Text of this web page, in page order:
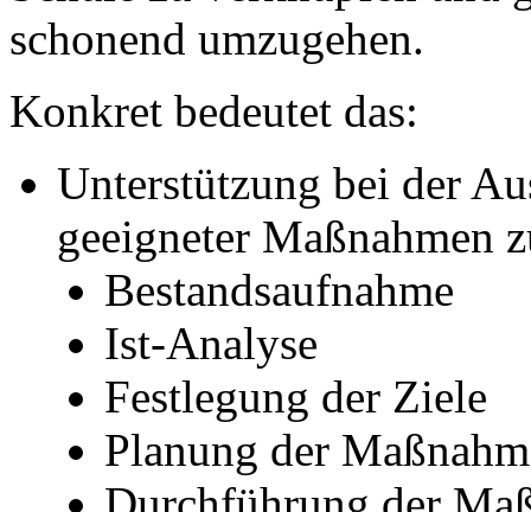
schonend umzugehen.
Konkret bedeutet das:
Unterstützung bei der
geeigneter Maßnahmen
Bestandsaufnahme
Ist-Analyse
Festlegung der Ziele
Planung der